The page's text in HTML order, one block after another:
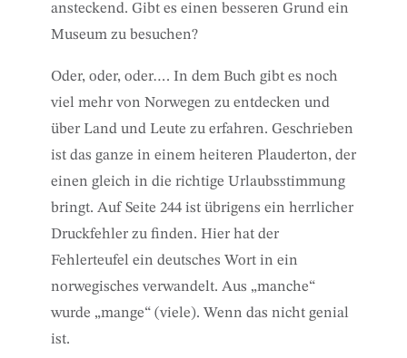
ansteckend. Gibt es einen besseren Grund ein
Museum zu besuchen?
Oder, oder, oder…. In dem Buch gibt es noch
viel mehr von Norwegen zu entdecken und
über Land und Leute zu erfahren. Geschrieben
ist das ganze in einem heiteren Plauderton, der
einen gleich in die richtige Urlaubsstimmung
bringt. Auf Seite 244 ist übrigens ein herrlicher
Druckfehler zu finden. Hier hat der
Fehlerteufel ein deutsches Wort in ein
norwegisches verwandelt. Aus „manche“
wurde „mange“ (viele). Wenn das nicht genial
ist.